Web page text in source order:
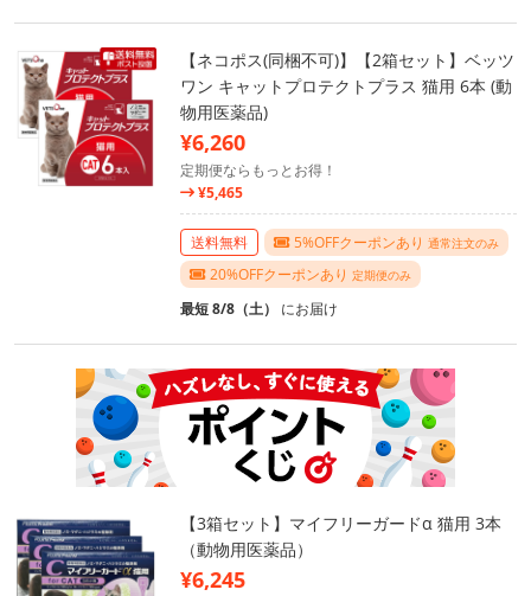
【ネコポス(同梱不可)】【2箱セット】ベッツ
ワン キャットプロテクトプラス 猫用 6本 (動
物用医薬品)
¥6,260
定期便ならもっとお得！
¥5,465
送料無料 5%OFFクーポンあり 通常注文のみ
20%OFFクーポンあり 定期便のみ
最短 8/8（土） にお届け
【3箱セット】マイフリーガードα 猫用 3本
（動物用医薬品）
¥6,245